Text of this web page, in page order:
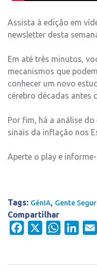
Assista à edição em
newsletter desta
Em até três minutos,
mecanismos que
conhecer um novo
cérebro décadas antes
Por fim, há a análise
sinais da inflação nos
Aperte o play e
Tags: GênIA, Gente
Compartilhar
Facebook
WhatsApp